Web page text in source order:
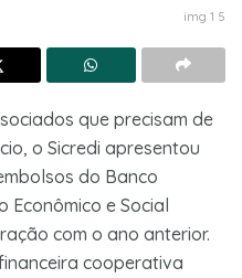
img 1 5
que precisam de
o Sicredi apresentou
do Banco
Econômico e Social
com o ano anterior.
cooperativa